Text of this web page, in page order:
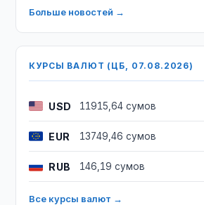
Больше новостей →
КУРСЫ ВАЛЮТ (ЦБ, 07.08.2026)
USD 11915,64 сумов
EUR 13749,46 сумов
RUB 146,19 сумов
Все курсы валют →